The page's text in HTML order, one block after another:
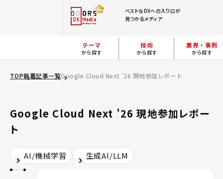
ベストなDXへの入り口が
見つかるメディア
テーマ
から探す
技術
から探す
業界・事例
から探す
TOP新着記事一覧Google Cloud Next ’26 現地参加レポート
Google Cloud Next ’26 現地参加レポー
ト
AI/機械学習 生成AI/LLM